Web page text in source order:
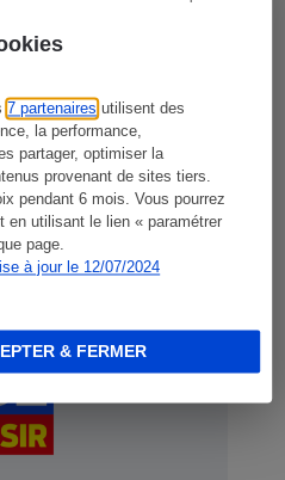
7 partenaires utilisent des
la performance,
partager, optimiser la
provenant de sites tiers.
pendant 6 mois. Vous pourrez
en utilisant le lien « paramétrer
page.
à jour le 12/07/2024
& FERMER
enfin possible